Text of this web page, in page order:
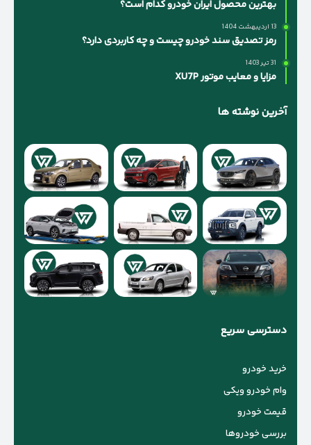
بهترین محصول ایران خودرو کدام است؟
13 اردیبهشت 1404
رمز تصدیق سند خودرو چیست و چه کاربردی دارد؟
31 تیر 1403
مزایا و معایب موتور XU7P
آخرین نوشته ها
دسترسی سریع
خرید خودرو
وام خودرو ویکی
قیمت خودرو
بررسی خودروها